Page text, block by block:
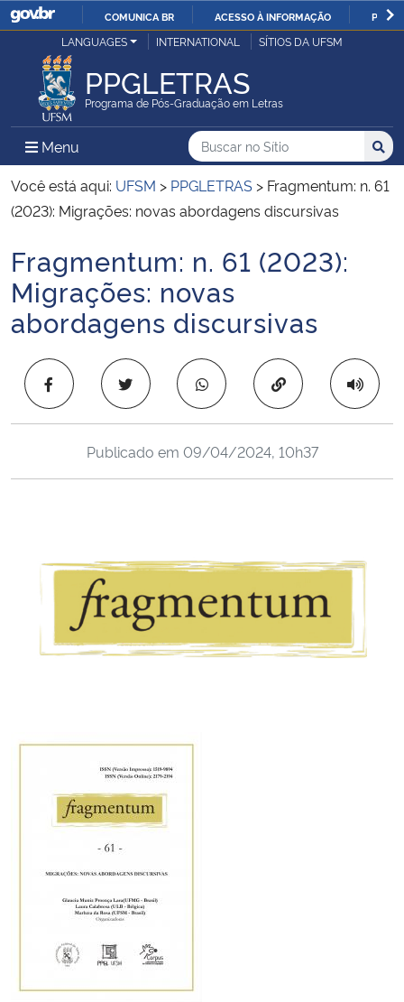
IR
O
COMUNICA BR ACESSO À INFORMAÇÃO
Ministério da Justiça e Segurança Pública
Ministério da Defesa
Ministério das Relações Exteriores
Ministério da Infraestrutura
Ministério da Agricultura, Pecuária e Abastecimento
Ministério da Educação
Ministério da Ciência, Tecnologia, Inovações e Comunicações
Ministério do Meio Ambiente
Ministério do Turismo
Ministério da Mulher, da Família e dos Direitos Humanos
Secretaria de Governo
Gabinete de Segurança Institucional
Advocacia-Geral da União
LANGUAGES INTERNATIONAL SÍTIOS DA UFSM
PPGLETRAS
Programa de Pós-Graduação em Letras
Menu Menu Principal do Sítio
Busca
Buscar no no Sítio
Busca:
Você está aqui: UFSM > PPGLETRAS > Fragmentum: n. 61
(2023): Migrações: novas abordagens discursivas
Início do conteúdo
Fragmentum: n. 61 (2023):
Migrações: novas
abordagens discursivas
Copiar para área
Publicado em 09/04/2024, 10h37